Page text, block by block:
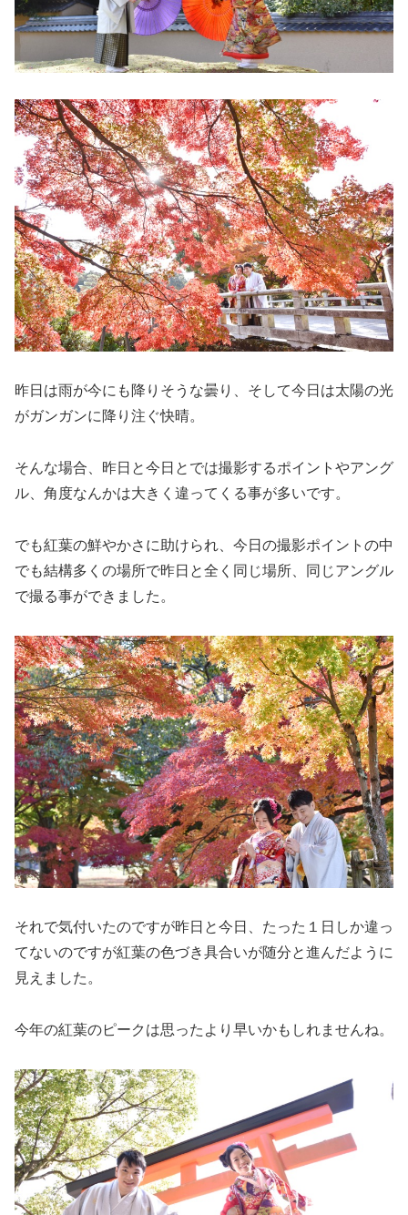
昨日は雨が今にも降りそうな曇り、そして今日は太陽の光
がガンガンに降り注ぐ快晴。
そんな場合、昨日と今日とでは撮影するポイントやアング
ル、角度なんかは大きく違ってくる事が多いです。
でも紅葉の鮮やかさに助けられ、今日の撮影ポイントの中
でも結構多くの場所で昨日と全く同じ場所、同じアングル
で撮る事ができました。
それで気付いたのですが昨日と今日、たった１日しか違っ
てないのですが紅葉の色づき具合いが随分と進んだように
見えました。
今年の紅葉のピークは思ったより早いかもしれませんね。